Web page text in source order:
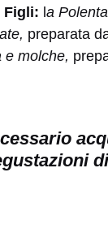
Figli: a
preparata
e molche,